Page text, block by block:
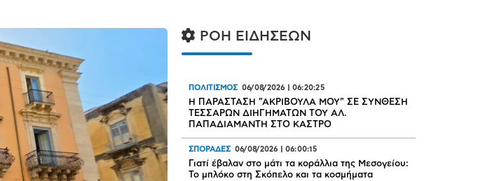
ΡΟΗ ΕΙΔΗΣΕΩΝ
ΠΟΛΙΤΙΣΜΟΣ 06/08/2026 06:20:25
Η ΠΑΡΑΣΤΑΣΗ "ΑΚΡΙΒΟΥΛΑ ΜΟΥ" ΣΕ ΣΥΝΘΕΣΗ
ΤΕΣΣΑΡΩΝ ΔΙΗΓΗΜΑΤΩΝ ΤΟΥ ΑΛ.
ΠΑΠΑΔΙΑΜΑΝΤΗ ΣΤΟ ΚΑΣΤΡΟ
ΣΠΟΡΑΔΕΣ 06/08/2026 06:00:15
Γιατί έβαλαν στο μάτι τα κοράλλια της Μεσογείου:
Το μπλόκο στη Σκόπελο και τα κοσμήματα